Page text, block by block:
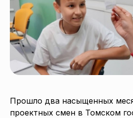
Прошло два насыщенных
проектных смен в Томском